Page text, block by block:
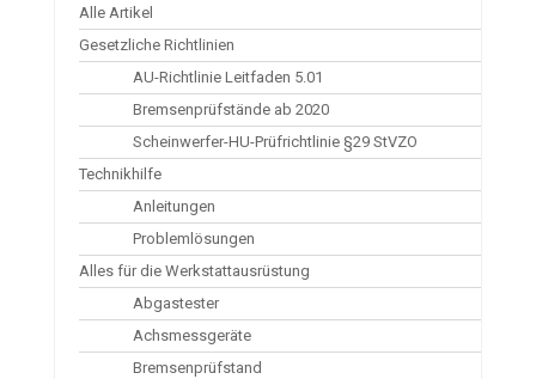
Alle Artikel
Gesetzliche Richtlinien
AU-Richtlinie Leitfaden 5.01
Bremsenprüfstände ab 2020
Scheinwerfer-HU-Prüfrichtlinie §29 StVZO
Technikhilfe
Anleitungen
Problemlösungen
Alles für die Werkstattausrüstung
Abgastester
Achsmessgeräte
Bremsenprüfstand